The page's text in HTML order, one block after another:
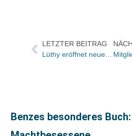
LETZTER BEITRAG
Lüthy eröffnet neue Filiale in Zürich
Benzes besonderes